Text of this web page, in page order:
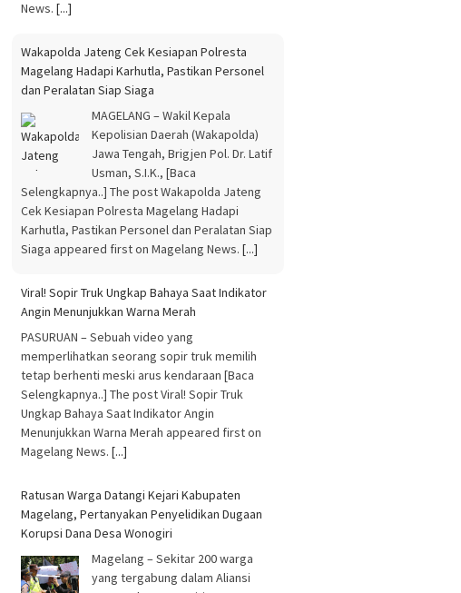
Siaga appeared first on Magelang News.
Viral! Sopir Truk Ungkap Bahaya Saat Indikator
Angin Menunjukkan Warna Merah
PASURUAN – Sebuah video yang
memperlihatkan seorang sopir truk memilih
tetap berhenti meski arus kendaraan [Baca
Selengkapnya..] The post Viral! Sopir Truk
Ungkap Bahaya Saat Indikator Angin
Menunjukkan Warna Merah appeared first on
Magelang News.[...]
Ratusan Warga Datangi Kejari Kabupaten
Korupsi Dana Desa Wonogiri
Magelang – Sekitar 200 warga
yang tergabung dalam Aliansi
Masyarakat Wonogiri Bersatu
menggelar aksi penyampaian
[Baca Selengkapnya..] The post Ratusan Warga
Datangi Kejari Kabupaten Magelang,
Pertanyakan Penyelidikan Dugaan Korupsi
Dana Desa Wonogiri appeared first on
Blonjo Warung Tonggo Catat Transaksi Rp203,7
Juta, Bupati Magelang Siapkan Perluasan
Program Bertahap
MAGELANG – Program Blonjo Warung Tonggo